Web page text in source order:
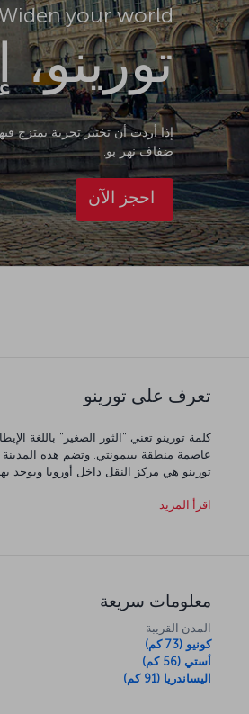
Widen your world
تورينو،
إذا أردت أن تختبر تجربة يمتزج
ضفاف نهر بو.
احجز الآن
تعرف على تورينو
كلمة تورينو تعني "الثور الصغير" باللغة
عاصمة منطقة بييمونتي. وتضم هذه المدينة
تورينو هي مركز النقل داخل أوروبا ويوجد
اقرأ المزيد
معلومات سريعة
المدن القريبة
كونيو (73 كم)
أستي (56 كم)
اليساندريا (91 كم)